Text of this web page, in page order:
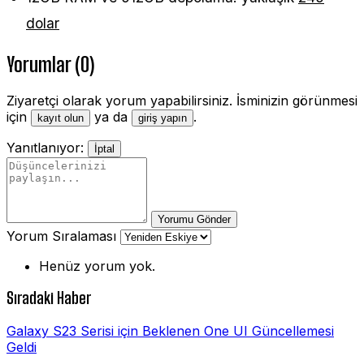
dolar
Yorumlar (0)
Ziyaretçi olarak yorum yapabilirsiniz. İsminizin görünmesi
için
kayıt olun ya da giriş yapın .
Yanıtlanıyor:
İptal
Yorumu Gönder
Yorum Sıralaması
Henüz yorum yok.
Sıradaki Haber
Galaxy S23 Serisi için Beklenen One UI Güncellemesi
Geldi